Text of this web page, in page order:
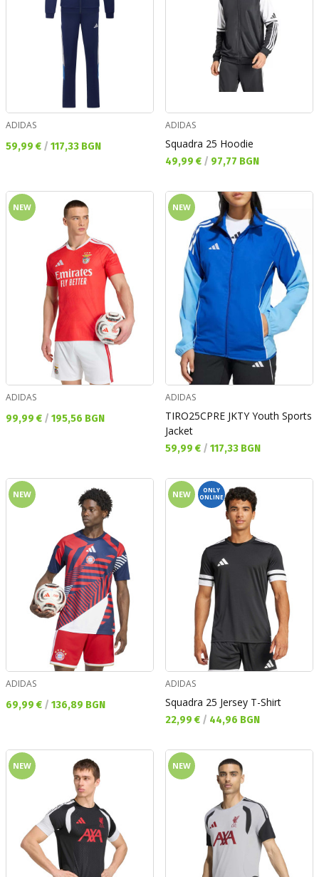
ADIDAS
Текуща цена:
59,99 € / 117,33 BGN
ADIDAS
Squadra 25 Hoodie
Текуща цена:
49,99 € / 97,77 BGN
NEW
ADIDAS
Текуща цена:
99,99 € / 195,56 BGN
NEW
ADIDAS
TIRO25CPRE JKTY Youth Sports
Jacket
Текуща цена:
59,99 € / 117,33 BGN
NEW
ADIDAS
Текуща цена:
69,99 € / 136,89 BGN
NEW
ONLY
ONLINE
ADIDAS
Squadra 25 Jersey T-Shirt
Текуща цена:
22,99 € / 44,96 BGN
NEW NEW